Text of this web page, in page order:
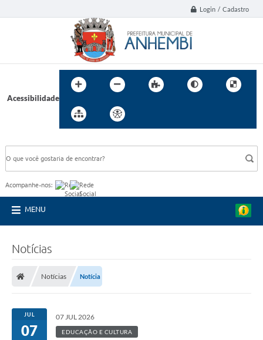
Login / Cadastro
Acessibilidade
Acompanhe-nos:
MENU
Notícias
Notícias Notícia
JUL
07
07 JUL 2026
EDUCAÇÃO E CULTURA